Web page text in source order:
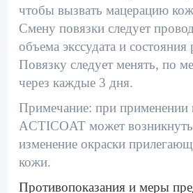
чтобы вызвать мацерацию
Смену повязки следует
объема экссудата и состояния
Повязку следует менять, по
через каждые 3 дня.
Примечание: при применении
ACTICOAT может
изменение окраски
кожи.
Противопоказания и меры